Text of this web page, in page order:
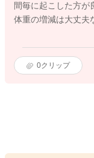
間毎に起こした方が
体重の増減は大丈夫
0クリップ